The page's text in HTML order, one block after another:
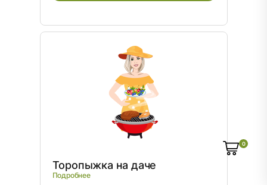
0
Торопыжка на даче
Подробнее